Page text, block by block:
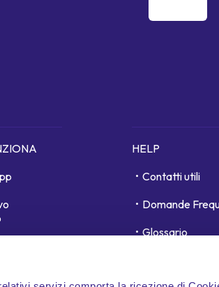
HELP
Contatti utili
Domande
Glossario